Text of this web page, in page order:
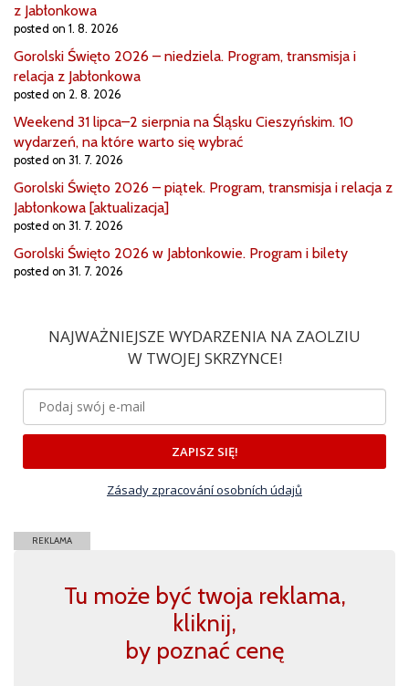
z Jabłonkowa
posted on 1. 8. 2026
Gorolski Święto 2026 – niedziela. Program, transmisja i
relacja z Jabłonkowa
posted on 2. 8. 2026
Weekend 31 lipca–2 sierpnia na Śląsku Cieszyńskim. 10
wydarzeń, na które warto się wybrać
posted on 31. 7. 2026
Gorolski Święto 2026 – piątek. Program, transmisja i relacja z
Jabłonkowa [aktualizacja]
posted on 31. 7. 2026
Gorolski Święto 2026 w Jabłonkowie. Program i bilety
posted on 31. 7. 2026
NAJWAŻNIEJSZE WYDARZENIA NA ZAOLZIU
W TWOJEJ SKRZYNCE!
ZAPISZ SIĘ!
Zásady zpracování osobních údajů
REKLAMA
Tu może być twoja reklama,
kliknij,
by poznać cenę